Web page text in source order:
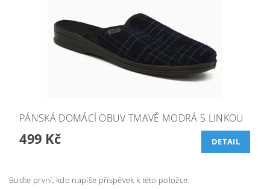
PÁNSKÁ DOMÁCÍ OBUV TMAVĚ MODRÁ S LINKOU
499 Kč DETAIL
Buďte první, kdo napíše příspěvek k této položce.